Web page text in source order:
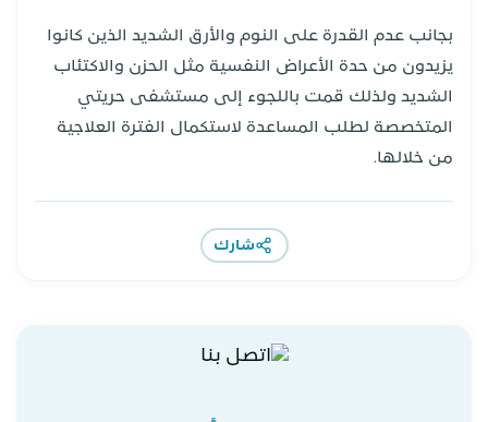
بجانب عدم القدرة على النوم والأرق الشديد الذين كانوا
يزيدون من حدة الأعراض النفسية مثل الحزن والاكتئاب
الشديد ولذلك قمت باللجوء إلى مستشفى حريتي
المتخصصة لطلب المساعدة لاستكمال الفترة العلاجية
من خلالها.
شارك